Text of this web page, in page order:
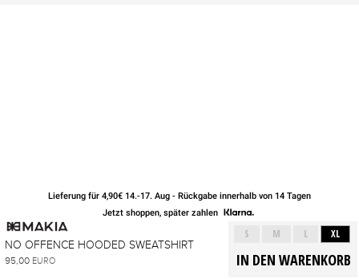
Lieferung für 4,90€ 14.-17. Aug - Rückgabe innerhalb von 14 Tagen
Jetzt shoppen, später zahlen
NO OFFENCE HOODED SWEATSHIRT
95,00 EURO
S M L XL